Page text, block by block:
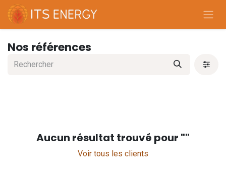
Se rendre au contenu
Nos références
Aucun résultat trouvé pour ""
Voir tous les clients